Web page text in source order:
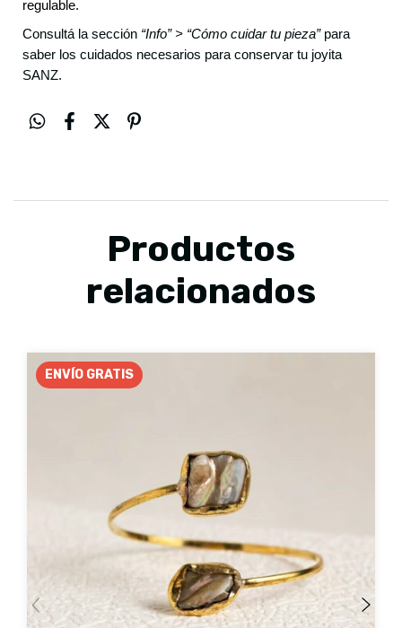
regulable.
Consultá la sección “Info” > “Cómo cuidar tu pieza”para
saber los cuidados necesarios para conservar tu joyita
SANZ.
Productos
relacionados
ENVÍO GRATIS